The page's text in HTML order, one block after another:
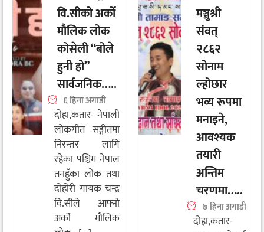
वि.सीको अर्को
मौलिक लोक
कोसेली “बोले
हुनी हो”
सार्वजनिक…..
६ हिना अगाडी
दोहा,कतार- नेपाली
लोकगीत सङ्गीतमा
निरन्तर लागि
रहेका पश्चिम नेपाल
तनहुँका लोक तथा
दोहोरी गायक चन्द्र
वि.सीले आफ्नो
अर्को मौलिक
मञ्जुश्री
संवत्
२८६२
सोनाम
ल्होछार
भव्य रूपमा
मनाइने,
आवश्यक
तयारी
अन्तिम
चरणमा…..
७ हिना अगाडी
दोहा,कतार-